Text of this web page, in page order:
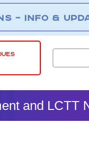
– INFO &
and LCTT